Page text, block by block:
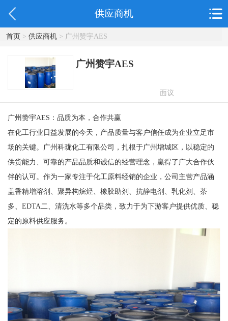
供应商机
首页> 供应商机> 广州赞宇AES
广州赞宇AES
面议
广州赞宇AES：品质为本，合作共赢
在化工行业日益发展的今天，产品质量与客户信任成为企业立足市
场的关键。广州科珑化工有限公司，扎根于广州增城区，以稳定的
供货能力、可靠的产品品质和诚信的经营理念，赢得了广大合作伙
伴的认可。作为一家专注于化工原料经销的企业，公司主营产品涵
盖香精增溶剂、聚异构烷烃、橡胶助剂、抗静电剂、乳化剂、茶
多、EDTA二、清洗水等多个品类，致力于为下游客户提供优质、稳
定的原料供应服务。